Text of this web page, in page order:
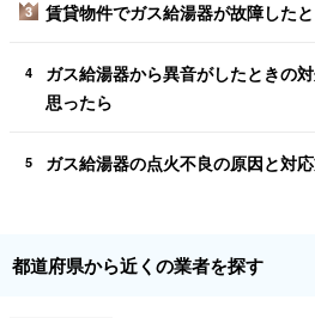
3 賃貸物件でガス給湯器が故障した
4
ガス給湯器から異音がしたときの
思ったら
5 ガス給湯器の点火不良の原因と対
都道府県から近くの業者を探す